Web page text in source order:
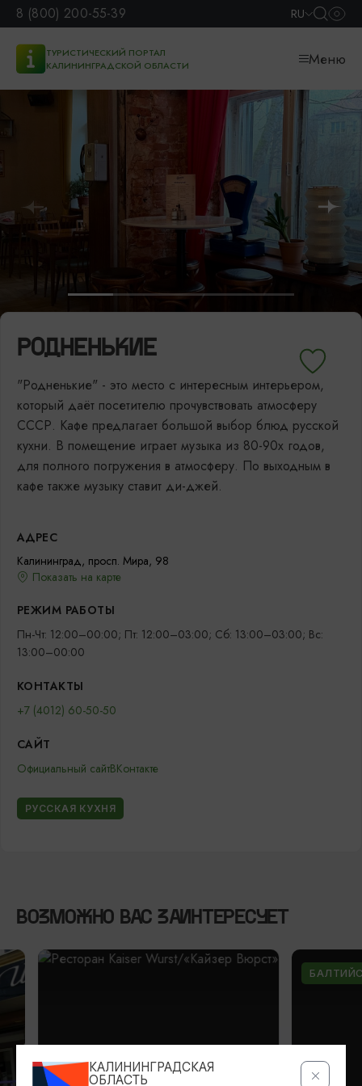
8 (800) 200-55-39 RU
ТУРИСТИЧЕСКИЙ ПОРТАЛ
КАЛИНИНГРАДСКОЙ ОБЛАСТИ
Меню
РОДНЕНЬКИЕ
"Родненькие" - это место с интересным интерьером,
который даёт посетителю прочувствовать атмосферу
СССР. Кафе предлагает большой выбор блюд русской
кухни. В помещение играет музыка из 80-90х годов,
для полного погружения в атмосферу. По выходным в
кафе также музыку ставит ди-джей.
АДРЕС
Калининград, просп. Мира, 98
Показать на карте
РЕЖИМ РАБОТЫ
Пн-Чт: 12:00–00:00; Пт: 12:00–03:00; Сб: 13:00–03:00; Вс:
13:00–00:00
КОНТАКТЫ
+7 (4012) 60-50-50
САЙТ
Официальный сайтВКонтакте
РУССКАЯ КУХНЯ
ВОЗМОЖНО ВАС ЗАИНТЕРЕСУЕТ
КАЛИНИНГРАДСКАЯ
ОБЛАСТЬ